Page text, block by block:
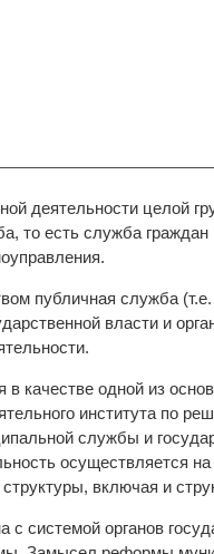
деятельности целой
то есть служба
публичная служба
власти и
качестве одной из
института по
службы и
осуществляется
включая и
системой органов